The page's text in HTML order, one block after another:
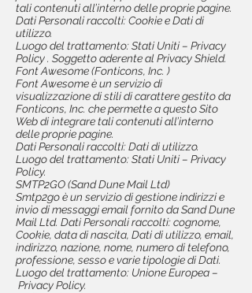
tali contenuti all’interno delle proprie pagine.
Dati Personali raccolti: Cookie e Dati di
utilizzo.
Luogo del trattamento: Stati Uniti – Privacy
Policy . Soggetto aderente al Privacy Shield.
Font Awesome (Fonticons, Inc. )
Font Awesome è un servizio di
visualizzazione di stili di carattere gestito da
Fonticons, Inc. che permette a questo Sito
Web di integrare tali contenuti all’interno
delle proprie pagine.
Dati Personali raccolti: Dati di utilizzo.
Luogo del trattamento: Stati Uniti – Privacy
Policy.
SMTP2GO (Sand Dune Mail Ltd)
Smtp2go è un servizio di gestione indirizzi e
invio di messaggi email fornito da Sand Dune
Mail Ltd. Dati Personali raccolti: cognome,
Cookie, data di nascita, Dati di utilizzo, email,
indirizzo, nazione, nome, numero di telefono,
professione, sesso e varie tipologie di Dati.
Luogo del trattamento: Unione Europea –
Privacy Policy.